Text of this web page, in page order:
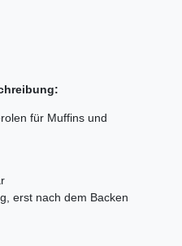
für Muffins und
erst nach dem Backen